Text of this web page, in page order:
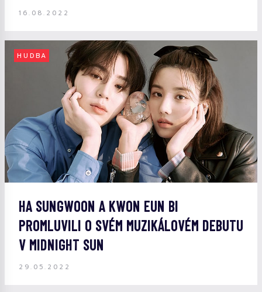
16.08.2022
HUDBA
HA SUNGWOON A KWON EUN BI
PROMLUVILI O SVÉM MUZIKÁLOVÉM DEBUTU
V MIDNIGHT SUN
29.05.2022